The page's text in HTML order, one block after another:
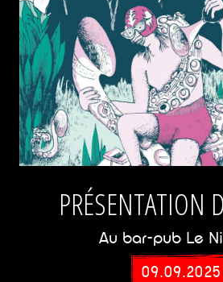
PRÉSENTATION
Au bar-pub Le
09.09.2025